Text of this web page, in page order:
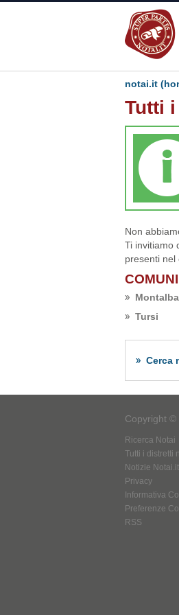
notai.it
Tutti
Non
Ti invitiamo
presenti nel
Tursi
Cerca
Copyright ©
Ricerca Notai
Tutti i distretti
Notizie Notai.it
Privacy
Informativa
Preferenze
RSS